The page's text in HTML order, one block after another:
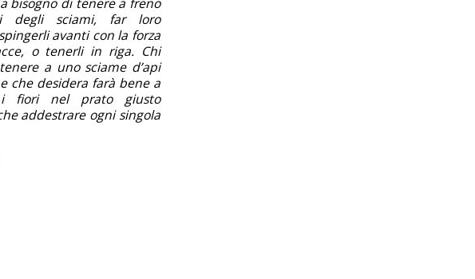
bisogno di tenere a freno
degli sciami, far loro
avanti con la forza
o tenerli in riga. Chi
a uno sciame d’api
che desidera farà bene a
i fiori nel prato giusto
addestrare ogni singola